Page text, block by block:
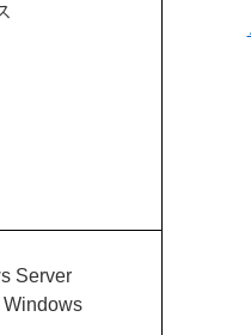
Server
Windows